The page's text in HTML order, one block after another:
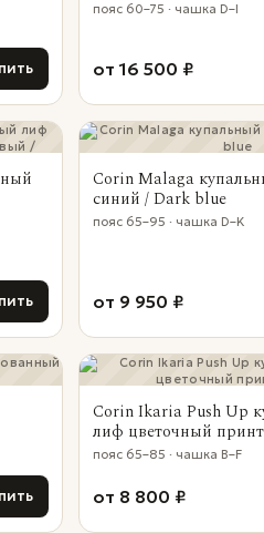
пояс 60–75 · чашка D–I
от 16 500 ₽
Corin Malaga
синий / Dark blue
пояс 65–95 · чашка D–K
от 9 950 ₽
Corin Ikaria Push Up
лиф цветочный
пояс 65–85 · чашка B–F
от 8 800 ₽